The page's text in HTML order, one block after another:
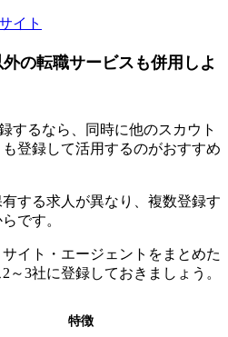
イト
の転職サービスも併用しよ
するなら、同時に他のスカウト
登録して活用するのがおすすめ
する求人が異なり、複数登録す
です。
イト・エージェントをまとめた
3社に登録しておきましょう。
特徴